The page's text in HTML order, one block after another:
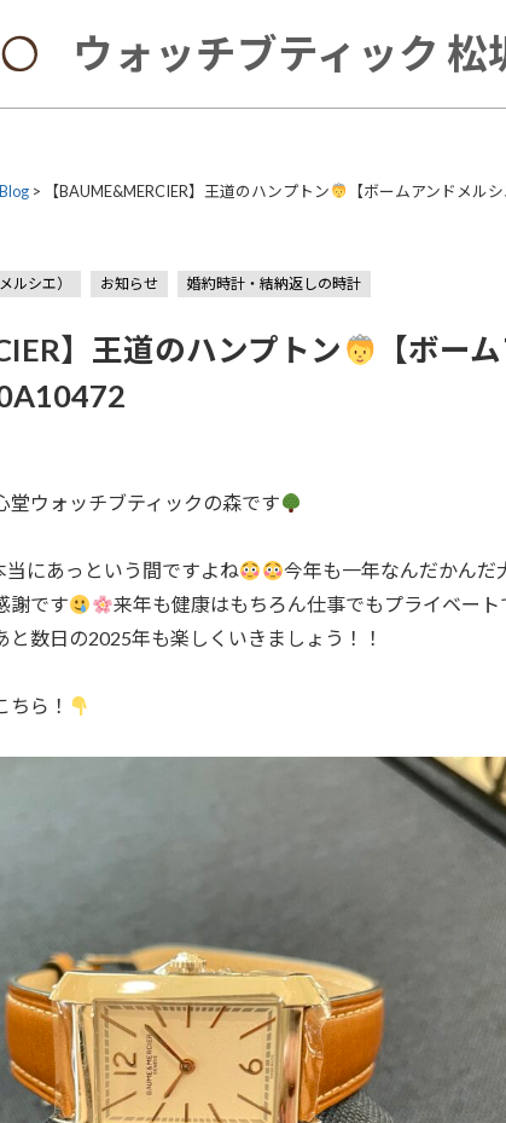
ウォッチブティック 松
> 【BAUME&MERCIER】王道のハンプトン 【ボームアンドメルシ
ルシエ） お知らせ 婚約時計・結納返しの時計
】王道のハンプトン
【ボー
堂ウォッチブティックの森です
にあっという間ですよね
今年も一年なんだかんだ
謝です
来年も健康はもちろん仕事でもプライベート
数日の2025年も楽しくいきましょう！！
ら！